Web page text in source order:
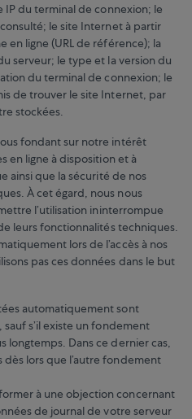
IP du terminal de connexion; le
le site Internet à partir
en ligne (URL de référence); la
serveur; le type et la version du
du terminal de connexion; le
de trouver le site Internet, par
stockées.
fondant sur notre intérêt
en ligne à disposition et à
ainsi que la sécurité de nos
À cet égard, nous nous
l’utilisation ininterrompue
leurs fonctionnalités techniques.
lors de l’accès à nos
pas ces données dans le but
automatiquement sont
s’il existe un fondement
longtemps. Dans ce dernier cas,
lors que l’autre fondement
à une objection concernant
de journal de votre serveur